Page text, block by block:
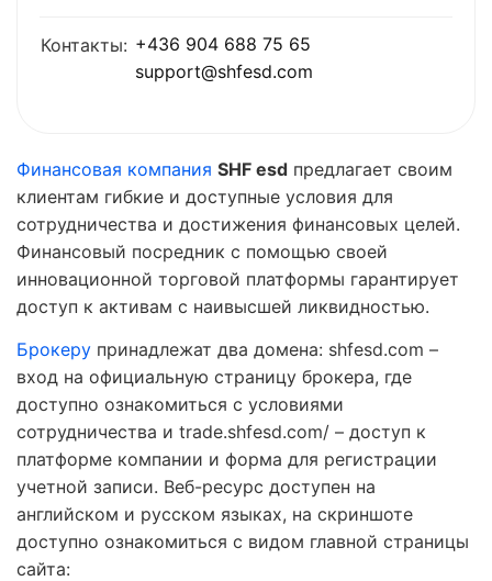
Контакты: +436 904 688 75 65
support@shfesd.com
Финансовая компания SHF esd предлагает своим
клиентам гибкие и доступные условия для
сотрудничества и достижения финансовых целей.
Финансовый посредник с помощью своей
инновационной торговой платформы гарантирует
доступ к активам с наивысшей ликвидностью.
Брокеру принадлежат два домена: shfesd.com –
вход на официальную страницу брокера, где
доступно ознакомиться с условиями
сотрудничества и trade.shfesd.com/ – доступ к
платформе компании и форма для регистрации
учетной записи. Веб-ресурс доступен на
английском и русском языках, на скриншоте
доступно ознакомиться с видом главной страницы
сайта: